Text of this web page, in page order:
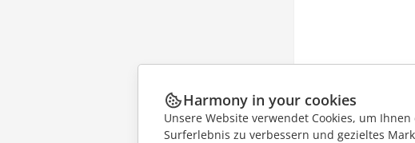
Harmony in your cookies
Unsere Website verwendet Cookies, um
Surferlebnis zu verbessern und gezieltes